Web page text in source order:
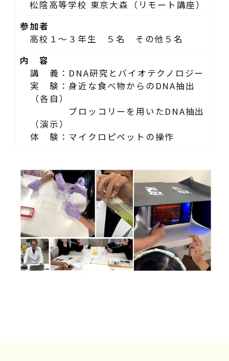
松陰高等学校 東京大森（リモート講座）
参加者
高校１～３年生 ５名 その他５名
内 容
講 義：DNA研究とバイオテクノロジー
実 験：身近な食べ物からのDNA抽出
（各自）
ブロッコリーを用いたDNA抽出
（演示）
体 験：マイクロピペットの操作